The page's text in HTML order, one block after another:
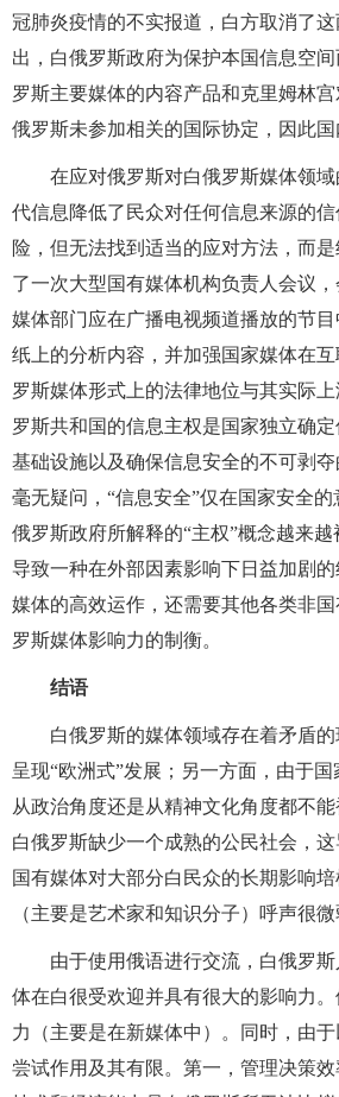
冠肺炎疫情的不实报道，白方取消了
出，白俄罗斯政府为保护本国信息空
罗斯主要媒体的内容产品和克里姆林
俄罗斯未参加相关的国际协定，因此
在应对俄罗斯对白俄罗斯媒体领
代信息降低了民众对任何信息来源的
险，但无法找到适当的应对方法，而
了一次大型国有媒体机构负责人会议
媒体部门应在广播电视频道播放的节
纸上的分析内容，并加强国家媒体在
罗斯媒体形式上的法律地位与其实际
罗斯共和国的信息主权是国家独立确
基础设施以及确保信息安全的不可剥
毫无疑问，“信息安全”仅在国家安全
俄罗斯政府所解释的“主权”概念越来
导致一种在外部因素影响下日益加剧
媒体的高效运作，还需要其他各类非
罗斯媒体影响力的制衡。
结语
白俄罗斯的媒体领域存在着矛盾
呈现“欧洲式”发展；另一方面，由于
从政治角度还是从精神文化角度都不
白俄罗斯缺少一个成熟的公民社会，
国有媒体对大部分白民众的长期影响
（主要是艺术家和知识分子）呼声很
由于使用俄语进行交流，白俄罗
体在白很受欢迎并具有很大的影响力
力（主要是在新媒体中）。同时，由
尝试作用及其有限。第一，管理决策